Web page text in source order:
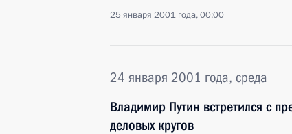
25 января 2001 года, 00:00
24 января 2001 года, среда
Владимир Путин встретился с
деловых кругов